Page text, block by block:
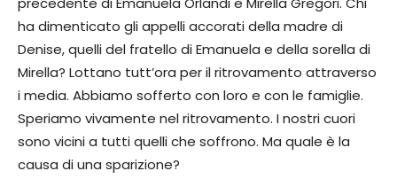
ha dimenticato gli appelli accorati della madre di
Denise, quelli del fratello di Emanuela e della sorella di
Mirella? Lottano tutt’ora per il ritrovamento attraverso
i media. Abbiamo sofferto con loro e con le famiglie.
Speriamo vivamente nel ritrovamento. I nostri cuori
sono vicini a tutti quelli che soffrono. Ma quale è la
causa di una sparizione?